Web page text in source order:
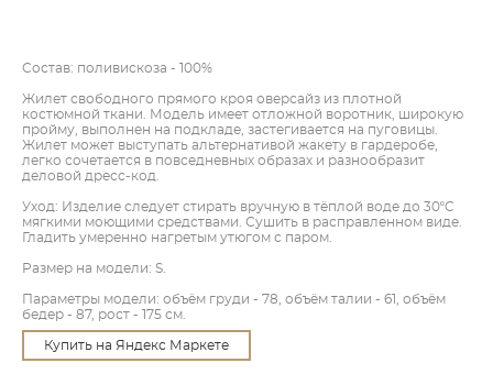
Состав: поливискоза - 100%
Жилет свободного прямого кроя оверсайз из плотной
костюмной ткани. Модель имеет отложной воротник, широкую
пройму, выполнен на подкладе, застегивается на пуговицы.
Жилет может выступать альтернативой жакету в гардеробе,
легко сочетается в повседневных образах и разнообразит
деловой дресс-код.
Уход: Изделие следует стирать вручную в тёплой воде до 30ºC
мягкими моющими средствами. Сушить в расправленном виде.
Гладить умеренно нагретым утюгом с паром.
Размер на модели: S.
Параметры модели: объём груди - 78, объём талии - 61, объём
бедер - 87, рост - 175 см.
Купить на Яндекс Маркете